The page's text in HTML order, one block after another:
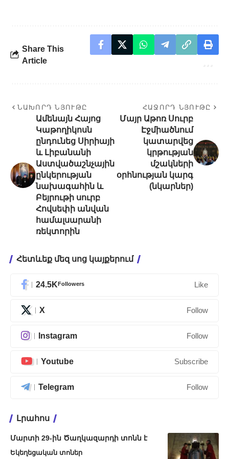
Share This
Article
ՆԱԽՈՐԴ ՆՅՈՒԹԸ
Ամենայն Հայոց
Կաթողիկոսն
ընդունեց Սիրիայի
և Լիբանանի
Աստվածաշնչային
ընկերության
նախագահին և
Բեյրութի սուրբ
Հովսեփի անվան
համալսարանի
ռեկտորին
ՀԱՋՈՐԴ ՆՅՈՒԹԸ
Մայր Աթոռ Սուրբ
Էջմիածնում
կատարվեց
կրթության
մշակների
օրհնության կարգ
(նկարներ)
Հետևեք մեզ սոց կայքերում
24.5KFollowers Like
X Follow
Instagram Follow
Youtube Subscribe
Telegram Follow
Լրահոս
Մարտի 29-ին Ծաղկազարդի տոնն է
Եկեղեցական տոներ